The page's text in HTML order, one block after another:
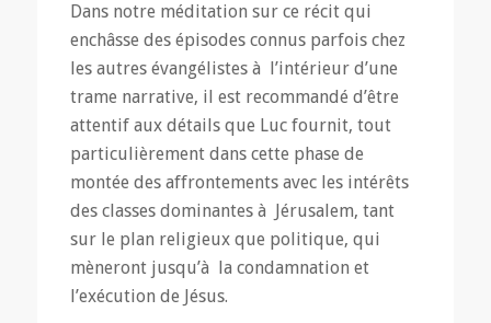
Dans notre méditation sur ce récit qui
enchâsse des épisodes connus parfois chez
les autres évangélistes à l’intérieur d’une
trame narrative, il est recommandé d’être
attentif aux détails que Luc fournit, tout
particulièrement dans cette phase de
montée des affrontements avec les intérêts
des classes dominantes à Jérusalem, tant
sur le plan religieux que politique, qui
mèneront jusqu’à la condamnation et
l’exécution de Jésus.